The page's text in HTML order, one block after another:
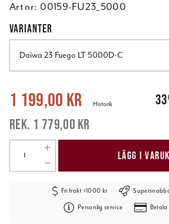
Art nr: 00159-FU23_5000
VARIANTER
Daiwa 23 Fuego LT 5000D-C
Nuvarande pris: 1 199,00 kr 1
1 199,00 kr
1 779,00 kr
Historik 33
LÄGG I
Fri frakt >1000 kr
Personlig service Betala